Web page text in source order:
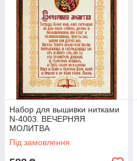
Набор для вышивки нитками
N-4003. ВЕЧЕРНЯЯ
МОЛИТВА
Під замовлення